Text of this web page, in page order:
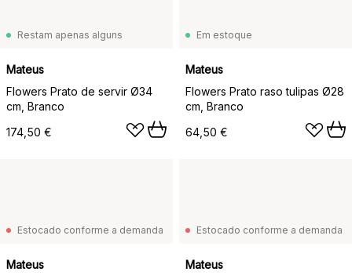
Restam apenas alguns
Mateus
Flowers Prato de servir Ø34
cm, Branco
174,50 €
Em estoque
Mateus
Flowers Prato raso tulipas Ø28
cm, Branco
64,50 €
Estocado conforme a demanda
Mateus
Estocado conforme a demanda
Mateus